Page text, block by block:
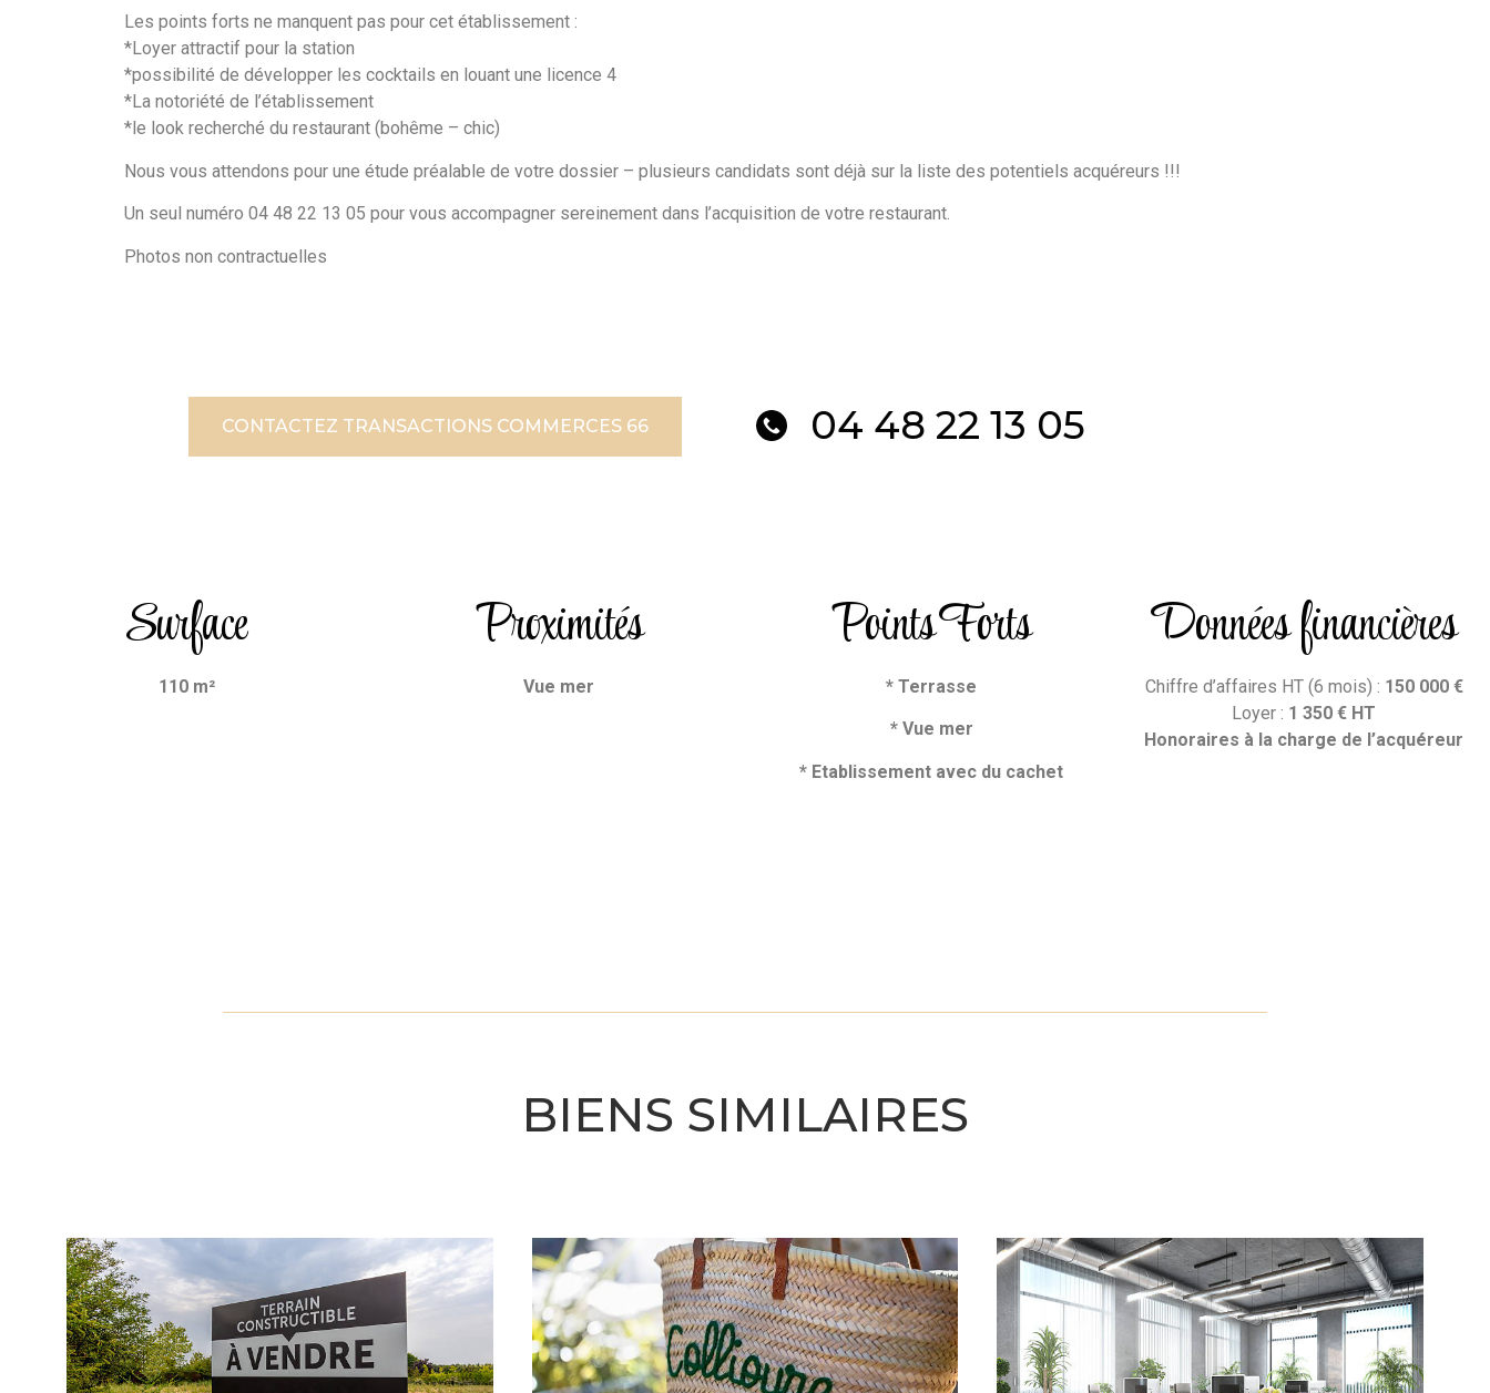
Les points forts ne manquent pas pour cet établissement :
*Loyer attractif pour la station
*possibilité de développer les cocktails en louant une licence 4
*La notoriété de l’établissement
*le look recherché du restaurant (bohême – chic)
Nous vous attendons pour une étude préalable de votre dossier – plusieurs candidats sont déjà sur la liste des potentiels acquéreurs !!!
Un seul numéro 04 48 22 13 05 pour vous accompagner sereinement dans l’acquisition de votre restaurant.
Photos non contractuelles
CONTACTEZ TRANSACTIONS COMMERCES 66 04 48 22 13 05
Surface
110 m²
Proximités
Vue mer
Points Forts
* Terrasse
* Vue mer
* Etablissement avec du cachet
Données financières
Chiffre d’affaires HT (6 mois) : 150000€
Loyer : 1 350 € HT
Honoraires à la charge de l’acquéreur
BIENS SIMILAIRES